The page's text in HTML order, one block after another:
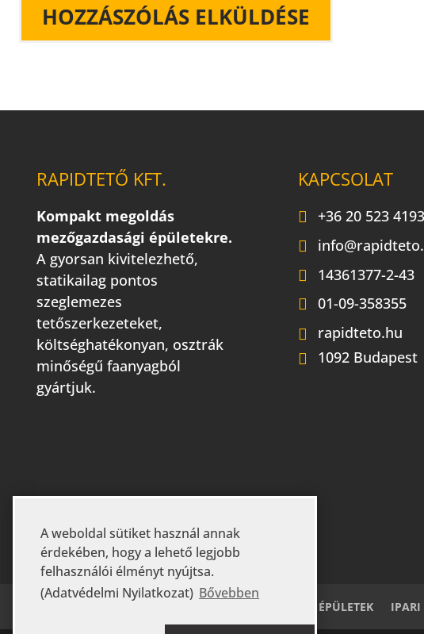
A weboldal sütiket használ annak
érdekében, hogy a lehető legjobb
felhasználói élményt nyújtsa.
(Adatvédelmi Nyilatkozat) Bővebben
RAPIDTETŐ KFT.
Kompakt megoldás
mezőgazdasági épületekre.
A gyorsan kivitelezhető,
statikailag pontos
szeglemezes
tetőszerkezeteket,
költséghatékonyan, osztrák
minőségű faanyagból
gyártjuk.
KAPCSOLAT
+36 20 523 4193
14361377-2-43
01-09-358355
rapidteto.hu
1092 Budapest
MEZŐGAZDASÁGI ÉPÜLETEK IPARI